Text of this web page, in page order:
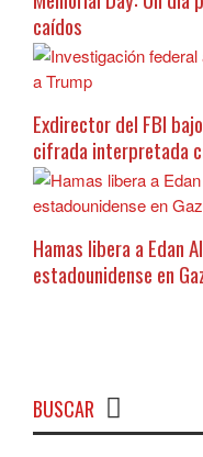
caídos
Exdirector del FBI
cifrada interpretada
Hamas libera a Edan
estadounidense en
BUSCAR